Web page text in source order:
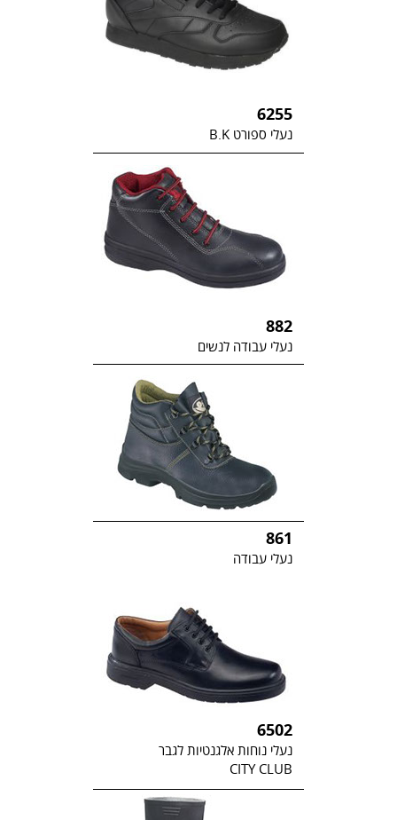
6255
נעלי ספורט B.K
882
נעלי עבודה לנשים
861
נעלי עבודה
6502
נעלי נוחות אלגנטיות לגבר
CITY CLUB